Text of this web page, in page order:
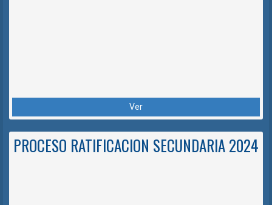
Ver
PROCESO RATIFICACION SECUNDARIA 2024